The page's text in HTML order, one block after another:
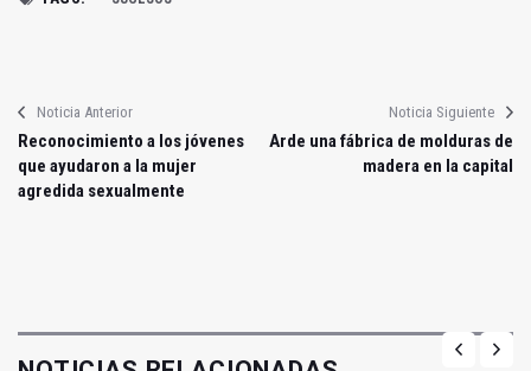
Noticia Anterior
Reconocimiento a los jóvenes
que ayudaron a la mujer
agredida sexualmente
Noticia Siguiente
Arde una fábrica de molduras de
madera en la capital